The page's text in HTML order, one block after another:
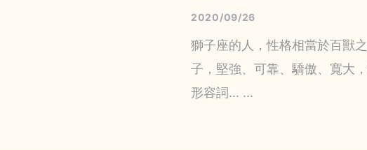
2020/09/26
獅子座的人，性格相當於百獸
子，堅強、可靠、驕傲、寬大
形容詞... ...